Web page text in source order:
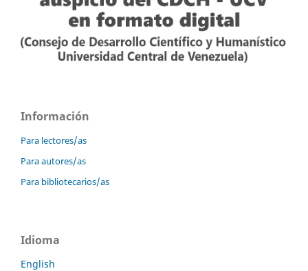
Información
Para lectores/as
Para autores/as
Para bibliotecarios/as
Idioma
English